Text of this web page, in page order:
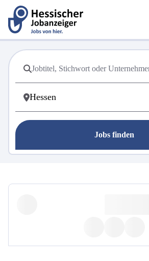
Jobs finden